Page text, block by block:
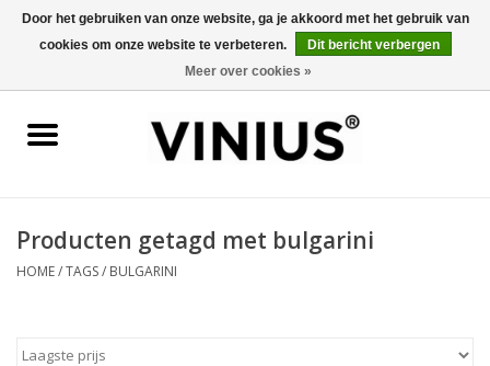
0 Artikelen - €0,00
Wijn per kleur/soort
Wijnproeverij
Producten getagd met bulgarini
HOME/TAGS/ BULGARINI
Door het gebruiken van onze website, ga je akkoord met het gebruik van
cookies om onze website te verbeteren.
Dit bericht verbergen
Meer over cookies »